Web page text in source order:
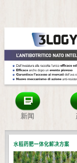
新闻